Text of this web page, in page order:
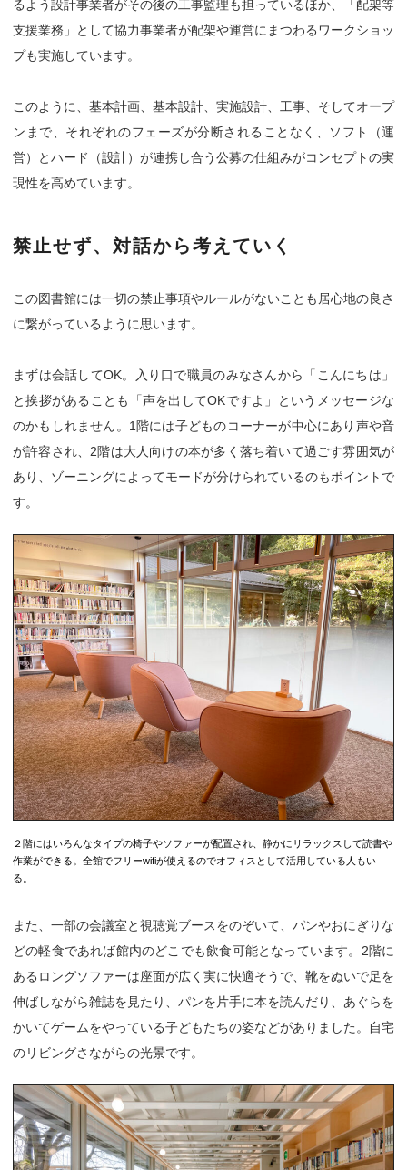
るよう設計事業者がその後の工事監理も担っているほか、「配架等
支援業務」として協力事業者が配架や運営にまつわるワークショッ
プも実施しています。
このように、基本計画、基本設計、実施設計、工事、そしてオープ
ンまで、それぞれのフェーズが分断されることなく、ソフト（運
営）とハード（設計）が連携し合う公募の仕組みがコンセプトの実
現性を高めています。
禁止せず、対話から考えていく
この図書館には一切の禁止事項やルールがないことも居心地の良さ
に繋がっているように思います。
まずは会話してOK。入り口で職員のみなさんから「こんにちは」
と挨拶があることも「声を出してOKですよ」というメッセージな
のかもしれません。1階には子どものコーナーが中心にあり声や音
が許容され、2階は大人向けの本が多く落ち着いて過ごす雰囲気が
あり、ゾーニングによってモードが分けられているのもポイントで
す。
２階にはいろんなタイプの椅子やソファーが配置され、静かにリラックスして読書や
作業ができる。全館でフリーwifiが使えるのでオフィスとして活用している人もい
る。
また、一部の会議室と視聴覚ブースをのぞいて、パンやおにぎりな
どの軽食であれば館内のどこでも飲食可能となっています。2階に
あるロングソファーは座面が広く実に快適そうで、靴をぬいで足を
伸ばしながら雑誌を見たり、パンを片手に本を読んだり、あぐらを
かいてゲームをやっている子どもたちの姿などがありました。自宅
のリビングさながらの光景です。